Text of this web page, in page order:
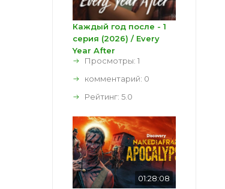
Каждый год после - 1
серия (2026) / Every
Year After
Просмотры: 1
комментарий: 0
Рейтинг: 5.0
01:28:08